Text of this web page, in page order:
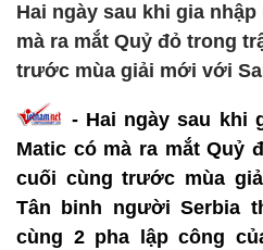
Hai ngày sau khi gia nhập
mà ra mắt Quỷ đỏ trong
trước mùa giải mới với
- Hai ngày sau khi
Matic có mà ra mắt Quỷ
cuối cùng trước mùa
Tân binh người Serbia
cùng 2 pha lập công